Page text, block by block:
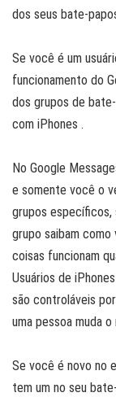
dos seus bate-
Se você é um
funcionamento do
dos grupos de
com iPhones .
No Google
e somente você o
grupos específicos,
grupo saibam como
coisas funcionam
Usuários de
são controláveis
uma pessoa muda
Se você é novo no
tem um no seu